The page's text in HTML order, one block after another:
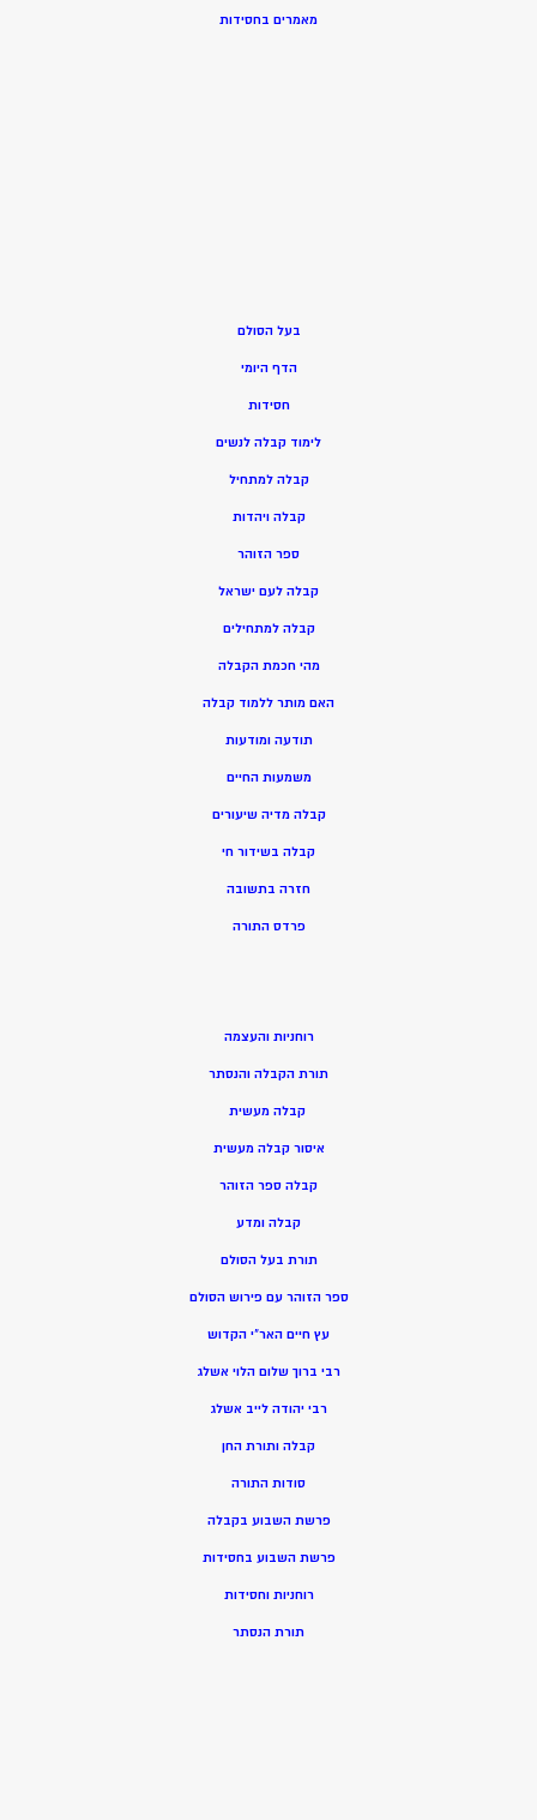
מאמרים בחסידות
בעל הסולם
הדף היומי
חסידות
לימוד קבלה לנשים
קבלה למתחיל
קבלה ויהדות
ספר הזוהר
קבלה לעם ישראל
קבלה למתחילים
מהי חכמת הקבלה
האם מותר ללמוד קבלה
תודעה ומודעות
משמעות החיים
קבלה מדיה שיעורים
קבלה בשידור חי
חזרה בתשובה
פרדס התורה
רוחניות והעצמה
תורת הקבלה והנסתר
קבלה מעשית
איסור קבלה מעשית
קבלה ספר הזוהר
קבלה ומדע
תורת בעל הסולם
ספר הזוהר עם פירוש הסולם
עץ חיים האר”י הקדוש
רבי ברוך שלום הלוי אשלג
רבי יהודה לייב אשלג
קבלה ותורת החן
סודות התורה
פרשת השבוע בקבלה
פרשת השבוע בחסידות
רוחניות וחסידות
תורת הנסתר